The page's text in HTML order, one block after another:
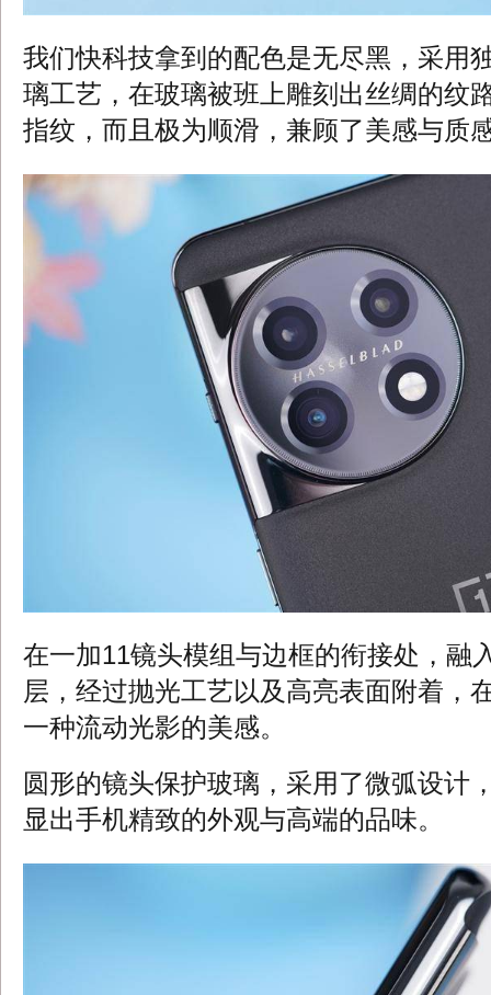
我们快科技拿到的配色是无尽黑，采用
璃工艺，在玻璃被班上雕刻出丝绸的纹
指纹，而且极为顺滑，兼顾了美感与质
在一加11镜头模组与边框的衔接处，融
层，经过抛光工艺以及高亮表面附着，
一种流动光影的美感。
圆形的镜头保护玻璃，采用了微弧设计
显出手机精致的外观与高端的品味。